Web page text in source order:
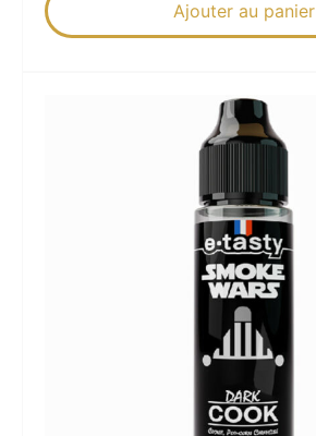
Ajouter au panier